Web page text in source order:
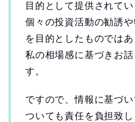
目的として提供されて
個々の投資活動の勧誘
を目的としたものではあ
私の相場感に基づきお
す。
ですので、情報に基づ
ついても責任を負担致し